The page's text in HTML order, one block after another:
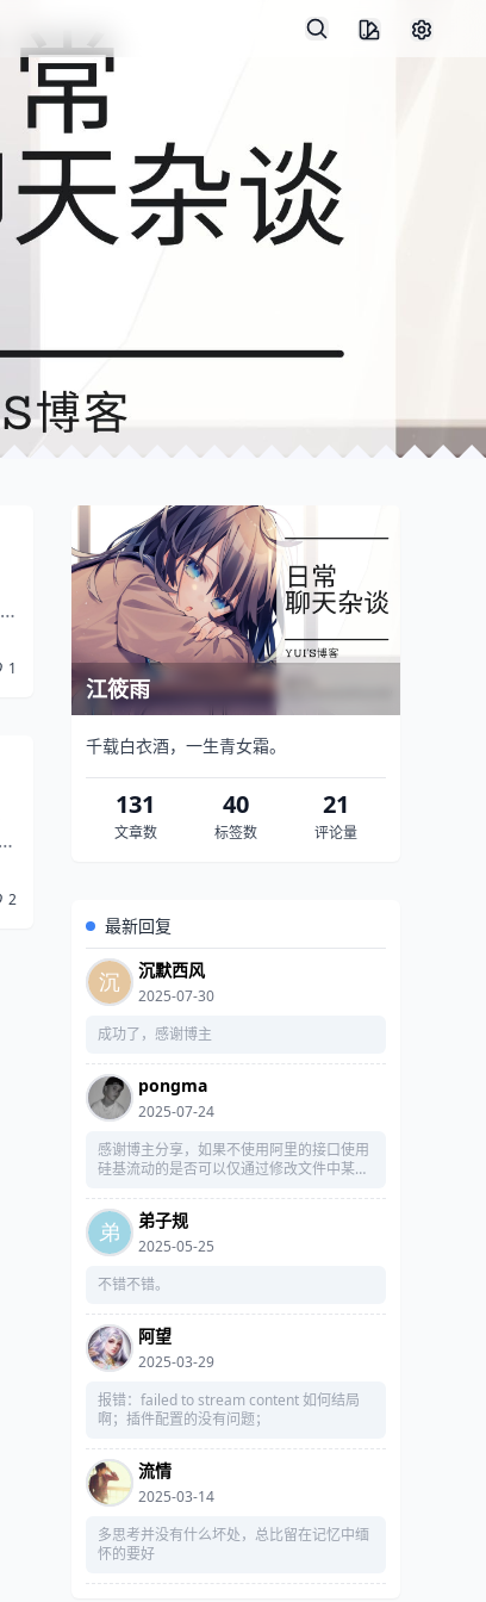
1
2
江筱雨
千载白衣酒，一生青女霜。
131
文章数
40
标签数
21
评论量
最新回复
沉默西风
2025-07-30
成功了，感谢博主
pongma
2025-07-24
感谢博主分享，如果不使用阿里的接口使用
硅基流动的是否可以仅通过修改文件中某接
弟子规
2025-05-25
不错不错。
阿望
2025-03-29
报错：failed to stream content 如何结局
啊；插件配置的没有问题；
流情
2025-03-14
多思考并没有什么坏处，总比留在记忆中缅
怀的要好